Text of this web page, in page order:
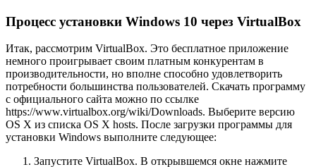
Процесс установки Windows 10 через VirtualBox
Итак, рассмотрим VirtualBox. Это бесплатное приложение
немного проигрывает своим платным конкурентам в
производительности, но вполне способно удовлетворить
потребности большинства пользователей. Скачать программу
с официального сайта можно по ссылке
https://www.virtualbox.org/wiki/Downloads. Выберите версию
OS X из списка OS X hosts. После загрузки программы для
установки Windows выполните следующее:
Запустите VirtualBox. В открывшемся окне нажмите